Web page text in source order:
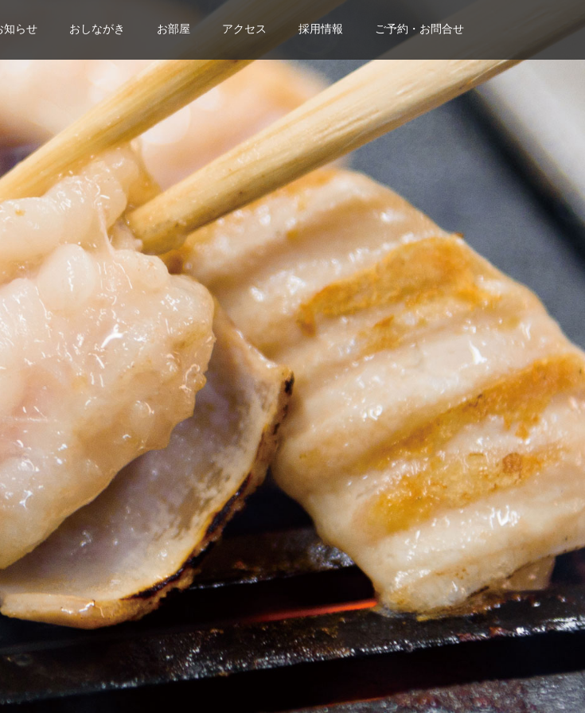
知らせ おしながき お部屋 アクセス 採用情報 ご予約・お問合せ